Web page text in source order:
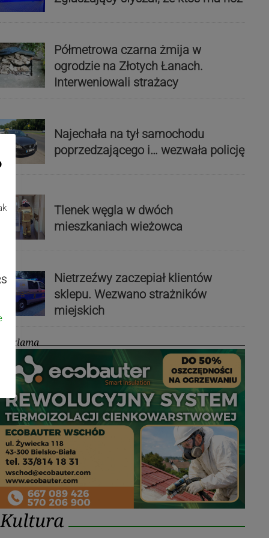
Półmetrowa czarna żmija w
ogrodzie na Złotych Łanach.
Interweniowali strażacy
Najechała na tył samochodu
poprzedzającego i… wezwała policję
Tlenek węgla w dwóch
mieszkaniach wieżowca
Nietrzeźwy zaczepiał klientów
sklepu. Wezwano strażników
miejskich
Reklama
Kultura